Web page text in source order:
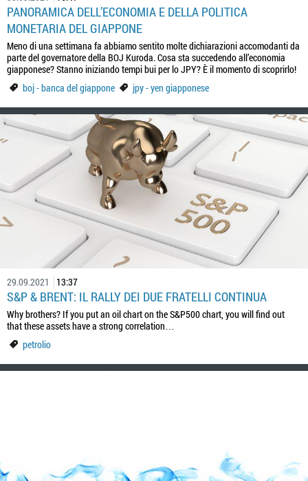
PANORAMICA DELL’ECONOMIA E DELLA POLITICA
MONETARIA DEL GIAPPONE
Meno di una settimana fa abbiamo sentito molte dichiarazioni accomodanti da
parte del governatore della BOJ Kuroda. Cosa sta succedendo all’economia
giapponese? Stanno iniziando tempi bui per lo JPY? È il momento di scoprirlo!
boj - banca del giappone
jpy - yen giapponese
29.09.2021 13:37
S&P & BRENT: IL RALLY DEI DUE FRATELLI CONTINUA
Why brothers? If you put an oil chart on the S&P500 chart, you will find out
that these assets have a strong correlation…
petrolio